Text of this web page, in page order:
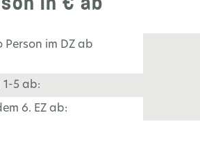
im DZ ab
1-5 ab:
6. EZ ab: